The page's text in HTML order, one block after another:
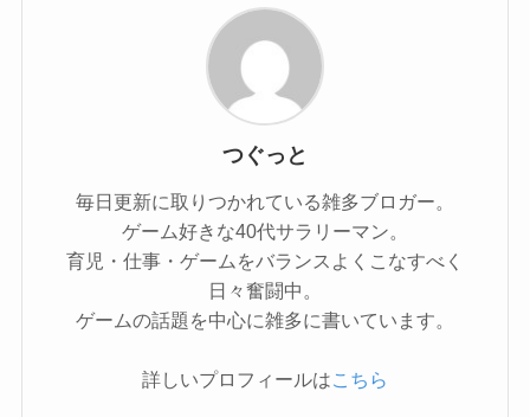
つぐっと
毎日更新に取りつかれている雑多ブロガー。
ゲーム好きな40代サラリーマン。
育児・仕事・ゲームをバランスよくこなすべく
日々奮闘中。
ゲームの話題を中心に雑多に書いています。
詳しいプロフィールはこちら